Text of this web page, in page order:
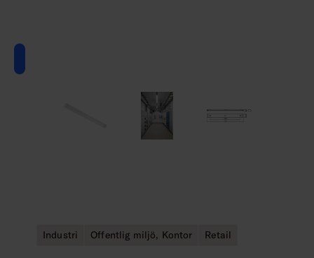
Industri Offentlig miljö, Kontor Retail